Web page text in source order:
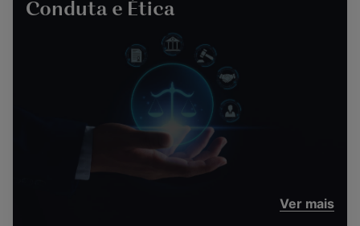
Conduta e Ética
Ver mais